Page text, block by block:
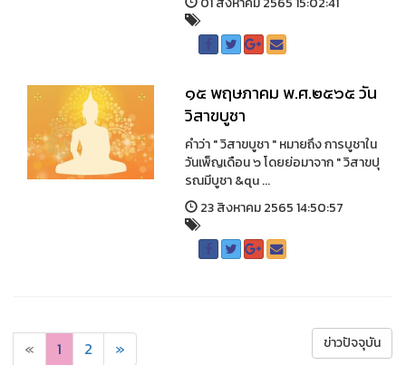
๑๕ พฤษภาคม พ.ศ.๒๕๖๕ วัน
วิสาขบูชา
คำว่า " วิสาขบูชา " หมายถึง การบูชาใน
วันเพ็ญเดือน ๖ โดยย่อมาจาก " วิสาขปุ
รณมีบูชา &qu ...
23 สิงหาคม 2565 14:50:57
« 1 2 » ข่าวปัจจุบัน